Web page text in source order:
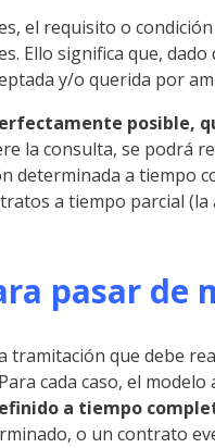
el requisito o
Ello significa que,
y/o querida por
posible,
la consulta, se podrá
determinada a tiempo
a tiempo parcial
pasar de
tramitación que debe
cada caso, el
a tiempo
o un contrato